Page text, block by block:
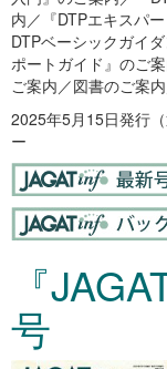
内／『DTPエキスパ
DTPベーシックガイ
ポートガイド』のご
ご案内／図書のご案
2025年5月15日発行
ー
『
号